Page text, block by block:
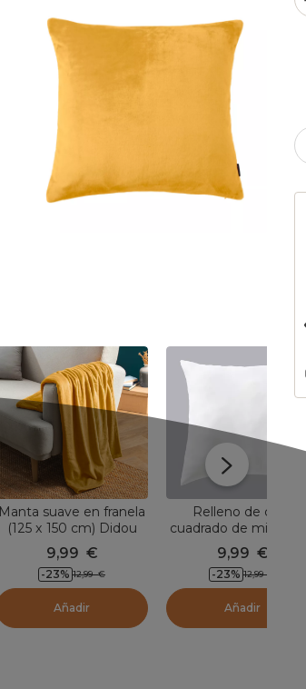
Manta suave en franela
(125 x 150 cm) Didou
Mostaza Amarilla
9,99 €
-23% 12,99 €
Añadir
Relleno de cojín
cuadrado de microfibra
(60 x 60 cm) Aéris
Blanco
9,99 €
-23% 12,99
Añadir